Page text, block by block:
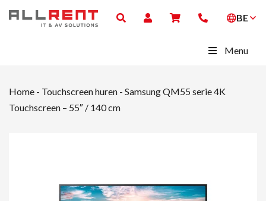
BE
Menu
Home - Touchscreen huren - Samsung QM55 serie 4K
Touchscreen – 55″ / 140 cm